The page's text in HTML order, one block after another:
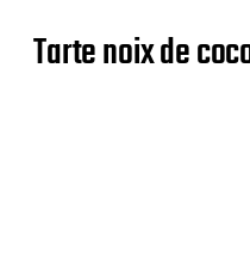
Tarte noix de